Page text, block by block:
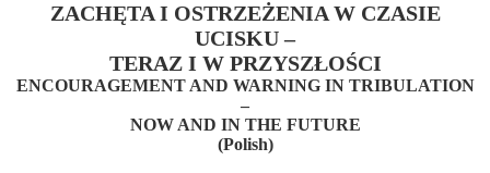
ZACHĘTA I OSTRZEŻENIA W CZASIE
UCISKU –
TERAZ I W PRZYSZŁOŚCI
ENCOURAGEMENT AND WARNING IN TRIBULATION
–
NOW AND IN THE FUTURE
(Polish)